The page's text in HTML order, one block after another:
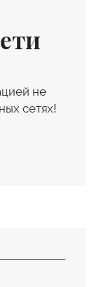
не
сетях!